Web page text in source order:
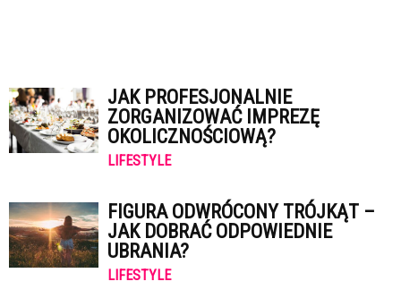
JAK PROFESJONALNIE
ZORGANIZOWAĆ IMPREZĘ
OKOLICZNOŚCIOWĄ?
LIFESTYLE
FIGURA ODWRÓCONY TRÓJKĄT –
JAK DOBRAĆ ODPOWIEDNIE
UBRANIA?
LIFESTYLE